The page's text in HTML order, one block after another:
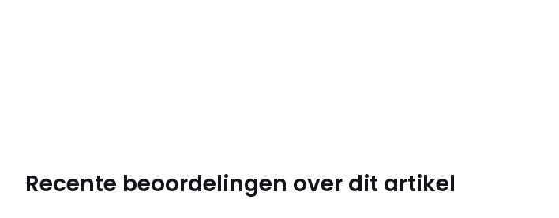
Recente beoordelingen over dit artikel